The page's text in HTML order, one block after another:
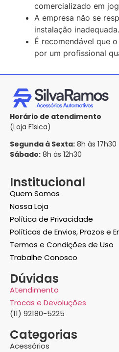
comercializado em
A empresa não se
instalação inadequada.
É recomendável que
por um profissional
Horário de atendimento
(Loja Física)
Segunda à Sexta: 8h às 17h30
Sábado: 8h às 12h30
Institucional
Quem Somos
Nossa Loja
Política de Privacidade
Políticas de Envios, Prazos e
Termos e Condições de Uso
Trabalhe Conosco
Dúvidas
Atendimento
Trocas e Devoluções
(11) 92180-5225
Categorias
Acessórios